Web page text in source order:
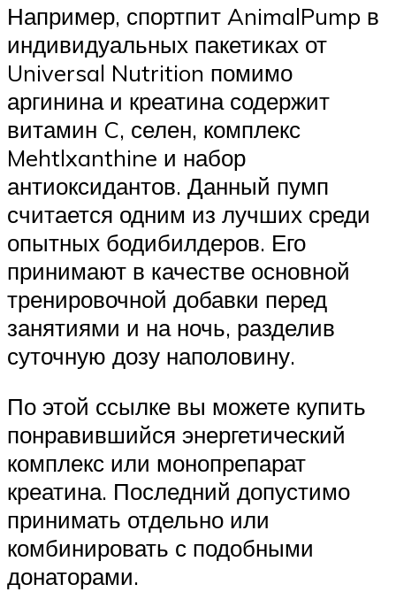
Например, спортпит AnimalPump в
индивидуальных пакетиках от
Universal Nutrition помимо
аргинина и креатина содержит
витамин C, селен, комплекс
Mehtlxanthine и набор
антиоксидантов. Данный пумп
считается одним из лучших среди
опытных бодибилдеров. Его
принимают в качестве основной
тренировочной добавки перед
занятиями и на ночь, разделив
суточную дозу наполовину.
По этой ссылке вы можете купить
понравившийся энергетический
комплекс или монопрепарат
креатина. Последний допустимо
принимать отдельно или
комбинировать с подобными
донаторами.